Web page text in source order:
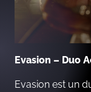
Evasion – Duo
Evasion est un